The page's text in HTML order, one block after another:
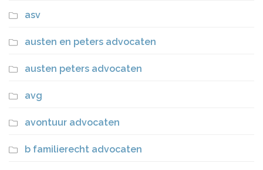
asv
austen en peters advocaten
austen peters advocaten
avg
avontuur advocaten
b familierecht advocaten